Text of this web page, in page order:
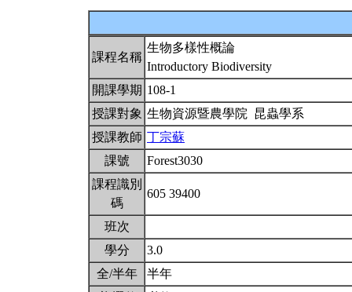
課程名稱
生物多樣性概論
Introductory Biodiversity
開課學期 108-1
授課對象 生物資源暨農學院 昆蟲學系
授課教師 丁宗蘇
課號
Forest3030
課程識別
碼
605 39400
班次
學分
3.0
全/半年
半年